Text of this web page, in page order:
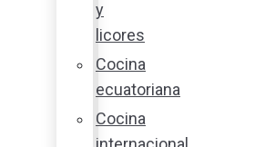
y
licores
Cocina
ecuatoriana
Cocina